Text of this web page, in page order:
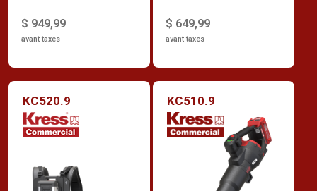
$ 949,99
avant taxes
$ 649,99
avant taxes
KC520.9 KC510.9